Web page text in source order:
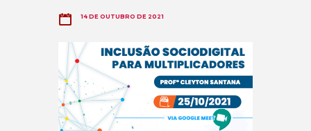
14 DE OUTUBRO DE 2021